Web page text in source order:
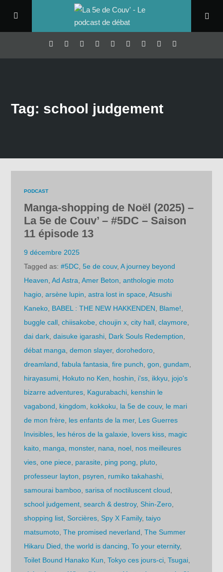
Tag: school judgement
PODCAST
Manga-shopping de Noël (2025) –
La 5e de Couv’ – #5DC – Saison
11 épisode 13
9 décembre 2025
Tagged as:#5DC ,5e de couv,A journey beyond
Heaven ,Ad Astra ,Amer Beton ,anthologie moto
hagio ,arsène lupin ,astra lost in space ,Atsushi
Kaneko BABEL : THE NEW HAKKENDEN Blame!
buggle call ,chiisakobe ,choujin x ,city hall ,claymore
dai dark ,daisuke igarashi Dark Souls Redemption
débat manga ,demon slayer,dorohedoro
dreamland ,fabula fantasia ,fire punch ,gon ,gundam
hirayasumi Hokuto no Ken hoshin i'ss ikkyu
jojo's
bizarre adventures Kagurabachi kenshin le
vagabond
kingdom kokkoku la 5e de couv, le mari
de mon frère les enfants de la mer, Les Guerres
Invisibles les héros de la galaxie lovers kiss magic
kaito manga monster, nana noel nos meilleures
vies ,one piece parasite ping pong pluto
professeur layton
psyren rumiko takahashi
samourai bamboo ,sarisa of noctiluscent cloud
school judgement ,search & destroy,Shin-Zero
shopping list ,Sorcières ,Spy X Family,taiyo
matsumoto ,The promised neverland ,The Summer
Hikaru Died ,the world is dancing ,To your eternity,
Toilet Bound Hanako Kun ,Tokyo ces jours-ci ,Tsugai